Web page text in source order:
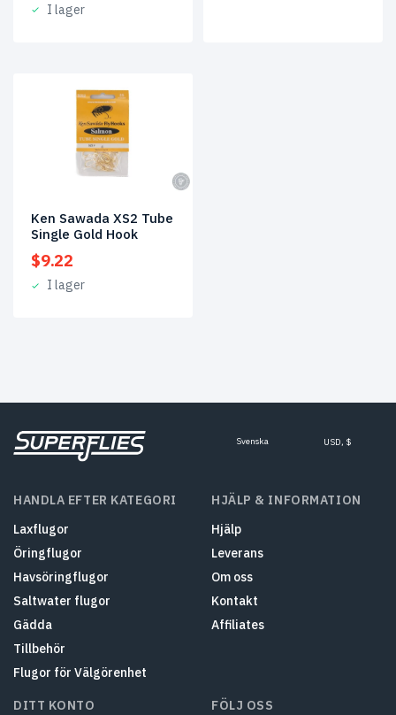
I lager
Ken Sawada XS2 Tube
Single Gold Hook
$9.22
I lager
Svenska USD, $
HANDLA EFTER KATEGORI
Laxflugor
Öringflugor
Havsöringflugor
Saltwater flugor
Gädda
Tillbehör
Flugor för Välgörenhet
HJÄLP & INFORMATION
Hjälp
Leverans
Om oss
Kontakt
Affiliates
DITT KONTO FÖLJ OSS